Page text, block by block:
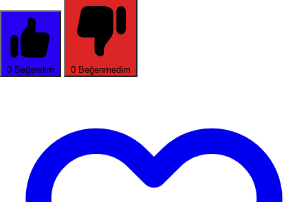
0 Beğendim 0 Beğenmedim